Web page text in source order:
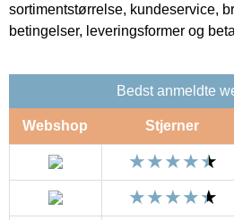
sortimentstørrelse, kundeservice,
betingelser, leveringsformer og
Bedst anmeldte
Webshop Stjerner